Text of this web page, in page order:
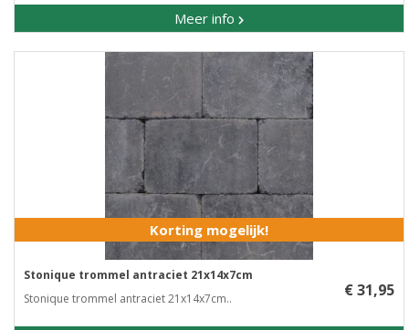
Meer info
Korting mogelijk!
Stonique trommel antraciet 21x14x7cm
Stonique trommel antraciet 21x14x7cm..
€ 31,95